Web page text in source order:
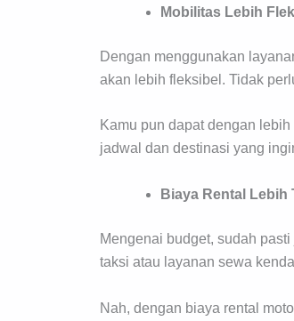
Mobilitas Lebih
Dengan menggunakan
akan lebih fleksibel. Tidak
Kamu pun dapat dengan
jadwal dan destinasi yang
Biaya Rental Lebih
Mengenai budget, sudah
taksi atau layanan sewa
Nah, dengan biaya rental